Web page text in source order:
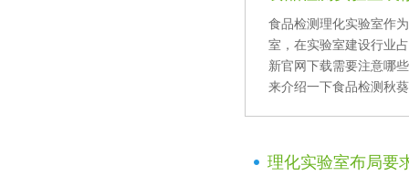
食品检测理化实验室作
室，在实验室建设行业占
新官网下载需要注意哪些
来介绍一下食品检测秋
理化实验室布局要